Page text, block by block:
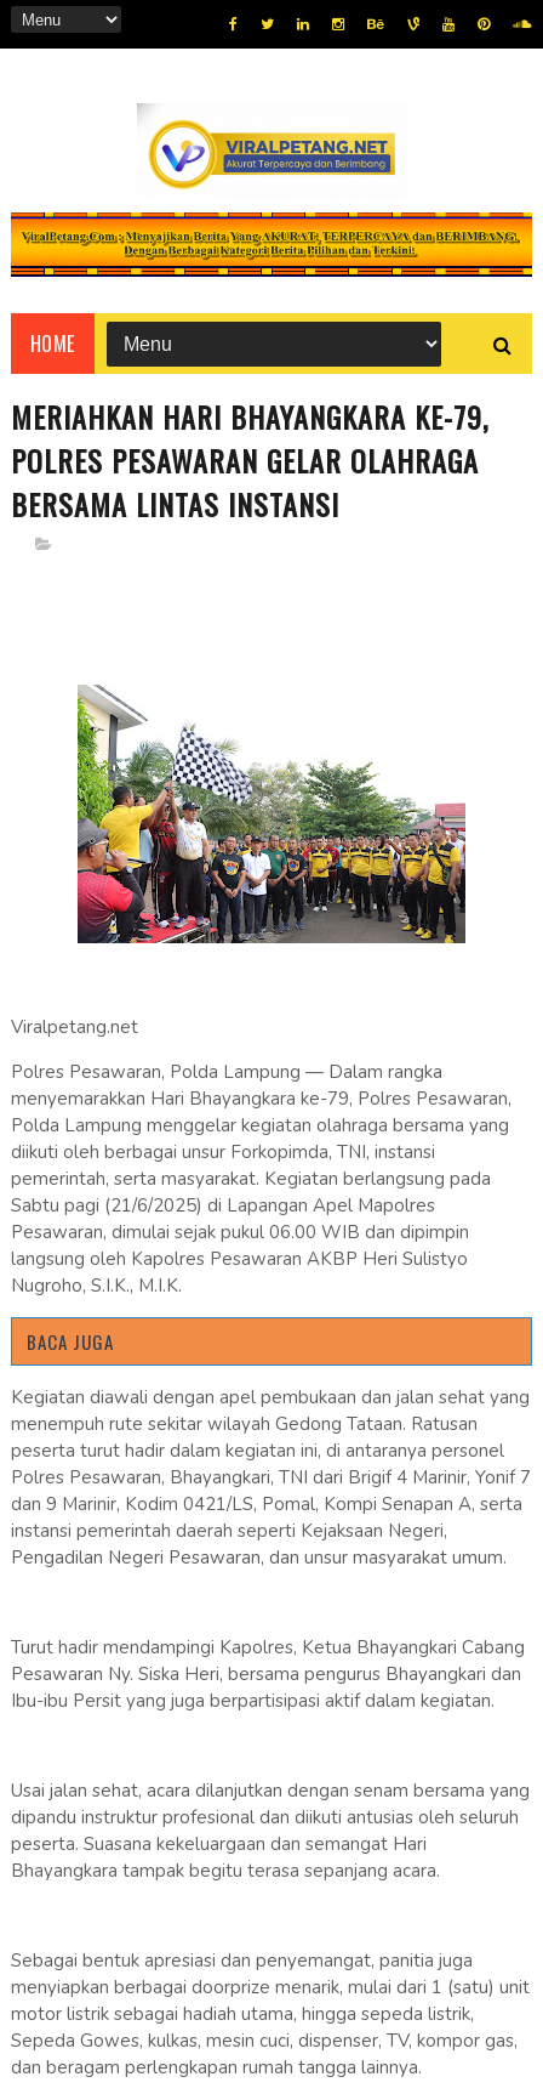
HOME
MERIAHKAN HARI BHAYANGKARA KE-79,
POLRES PESAWARAN GELAR OLAHRAGA
BERSAMA LINTAS INSTANSI
Viralpetang.net
Polres Pesawaran, Polda Lampung — Dalam rangka
menyemarakkan Hari Bhayangkara ke-79, Polres Pesawaran,
Polda Lampung menggelar kegiatan olahraga bersama yang
diikuti oleh berbagai unsur Forkopimda, TNI, instansi
pemerintah, serta masyarakat. Kegiatan berlangsung pada
Sabtu pagi (21/6/2025) di Lapangan Apel Mapolres
Pesawaran, dimulai sejak pukul 06.00 WIB dan dipimpin
langsung oleh Kapolres Pesawaran AKBP Heri Sulistyo
Nugroho, S.I.K., M.I.K.
BACA JUGA
Kegiatan diawali dengan apel pembukaan dan jalan sehat yang
menempuh rute sekitar wilayah Gedong Tataan. Ratusan
peserta turut hadir dalam kegiatan ini, di antaranya personel
Polres Pesawaran, Bhayangkari, TNI dari Brigif 4 Marinir, Yonif 7
dan 9 Marinir, Kodim 0421/LS, Pomal, Kompi Senapan A, serta
instansi pemerintah daerah seperti Kejaksaan Negeri,
Pengadilan Negeri Pesawaran, dan unsur masyarakat umum.
Turut hadir mendampingi Kapolres, Ketua Bhayangkari Cabang
Pesawaran Ny. Siska Heri, bersama pengurus Bhayangkari dan
Ibu-ibu Persit yang juga berpartisipasi aktif dalam kegiatan.
Usai jalan sehat, acara dilanjutkan dengan senam bersama yang
dipandu instruktur profesional dan diikuti antusias oleh seluruh
peserta. Suasana kekeluargaan dan semangat Hari
Bhayangkara tampak begitu terasa sepanjang acara.
Sebagai bentuk apresiasi dan penyemangat, panitia juga
menyiapkan berbagai doorprize menarik, mulai dari 1 (satu) unit
motor listrik sebagai hadiah utama, hingga sepeda listrik,
Sepeda Gowes, kulkas, mesin cuci, dispenser, TV, kompor gas,
dan beragam perlengkapan rumah tangga lainnya.